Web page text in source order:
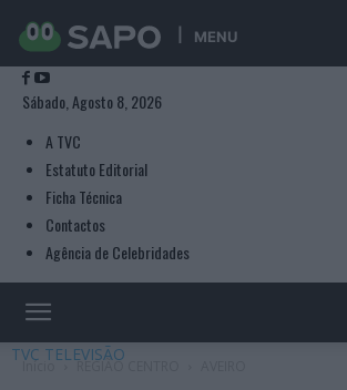
MENU
Sábado, Agosto 8, 2026
A TVC
Estatuto Editorial
Ficha Técnica
Contactos
Agência de Celebridades
TVC TELEVISÃO
Início REGIÃO CENTRO